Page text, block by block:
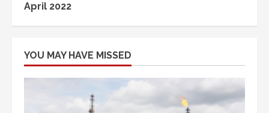
April 2022
YOU MAY HAVE MISSED